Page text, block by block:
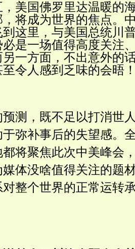
美国佛罗里达温暖的
将成为世界的焦点。
这里，与美国总统川
是一场值得高度关注
一方面，不出意外的
令人感到乏味的会晤
测，既不足以打消世
弥补事后的失望感。
将聚焦此次中美峰会
体没啥值得关注的题
整个世界的正常运转